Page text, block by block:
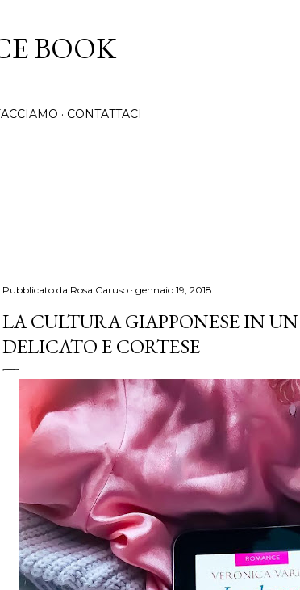
BOOK
CONTATTACI
Pubblicato da Rosa Caruso gennaio 19, 2018
LA CULTURA GIAPPONESE IN
DELICATO E CORTESE